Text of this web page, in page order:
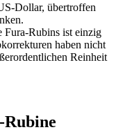
Dollar, übertroffen
Fura-Rubins ist einzig
haben nicht
Reinheit